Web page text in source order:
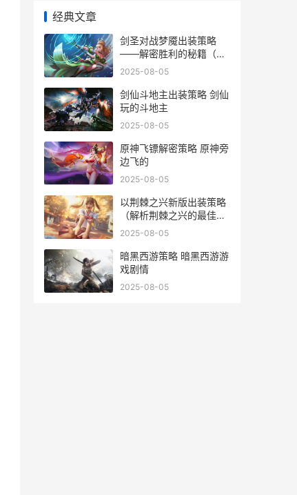
经典文章
剑圣对战梦魇出装策略
——解密胜利的秘籍（掌
握剑刃之舞、迎接噩梦挑
2025-08-05
剑仙斗地主出装策略 剑仙
玩的斗地主
2025-08-05
原神飞镖解密策略 原神旁
边飞的
2025-08-05
以荆棘之兴新版出装策略
（解析荆棘之兴的最佳出
装路线 荆棘之兴原画
2025-08-05
暗黑西游策略 暗黑西游游
戏剧情
2025-08-05